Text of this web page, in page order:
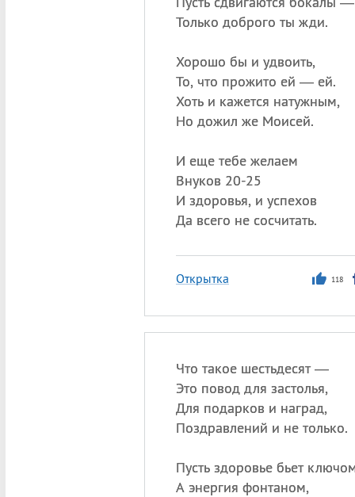
Только доброго ты жди.
Хорошо бы и удвоить,
То, что прожито ей — ей.
Хоть и кажется натужным,
Но дожил же Моисей.
И еще тебе желаем
Внуков 20-25
И здоровья, и успехов
Да всего не сосчитать.
Открытка 118
Что такое шестьдесят —
Это повод для застолья,
Для подарков и наград,
Поздравлений и не только.
Пусть здоровье бьет
А энергия фонтаном,